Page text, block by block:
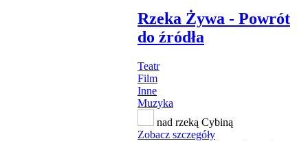
Rzeka Żywa - Powrót
do źródła
Teatr
Film
Inne
Muzyka
nad rzeką Cybiną
Zobacz szczegóły